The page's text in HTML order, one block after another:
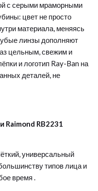
с серыми мраморными
цвет не просто
материала, меняясь
линзы дополняют
цельным, свежим и
и логотип Ray-Ban на
деталей, не
RB2231
универсальный
типов лица и
время .